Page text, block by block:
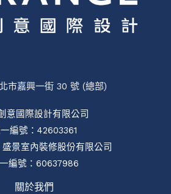
市嘉興一街 30 號 (總部)
意國際設計有限公司
編號：42603361
盛景室內裝修股份有限公司
編號：60637986
關於我們